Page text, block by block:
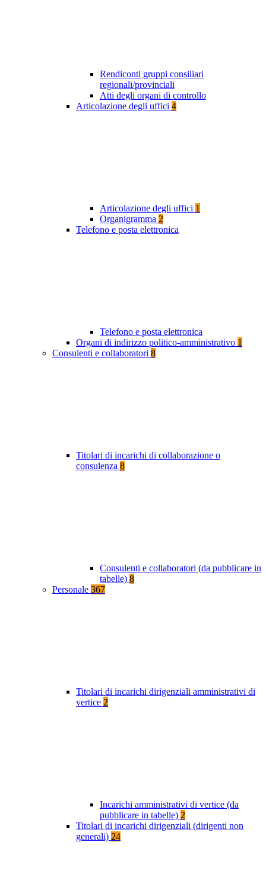
Rendiconti gruppi consiliari
regionali/provinciali
Atti degli organi di controllo
Articolazione degli uffici 4
Articolazione degli uffici 1
Organigramma 2
Telefono e posta elettronica
Telefono e posta elettronica
Organi di indirizzo politico-amministrativo 1
Consulenti e collaboratori 8
Titolari di incarichi di collaborazione o
consulenza 8
Consulenti e collaboratori (da pubblicare in
tabelle) 8
Personale 367
Titolari di incarichi dirigenziali amministrativi di
vertice 2
Incarichi amministrativi di vertice (da
pubblicare in tabelle) 2
Titolari di incarichi dirigenziali (dirigenti non
generali) 24